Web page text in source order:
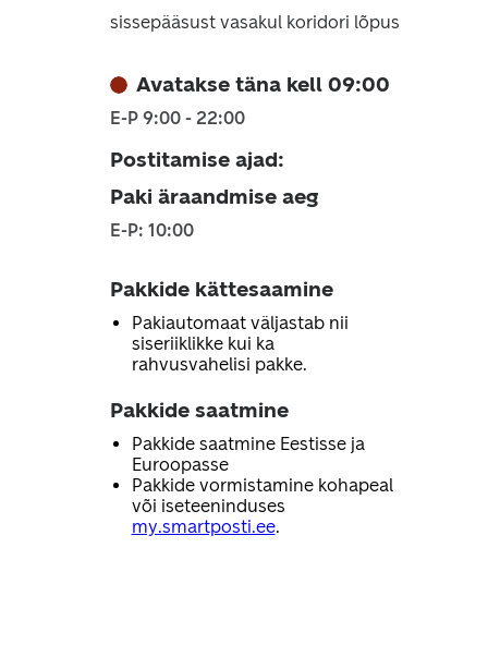
sissepääsust vasakul koridori lõpus
Avatakse täna kell 09:00
E-P 9:00 - 22:00
Postitamise ajad:
Paki äraandmise aeg
E-P: 10:00
Pakkide kättesaamine
Pakiautomaat väljastab nii
siseriiklikke kui ka
rahvusvahelisi pakke.
Pakkide saatmine
Pakkide saatmine Eestisse ja
Euroopasse
Pakkide vormistamine kohapeal
või iseteeninduses
my.smartposti.ee.